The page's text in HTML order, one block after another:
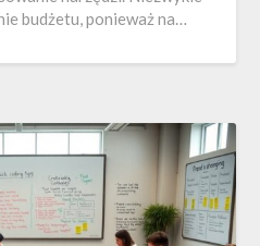
budżetu, ponieważ na…